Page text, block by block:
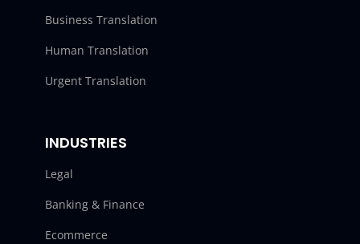
Business Translation
Human Translation
Urgent Translation
INDUSTRIES
Legal
Banking & Finance
Ecommerce